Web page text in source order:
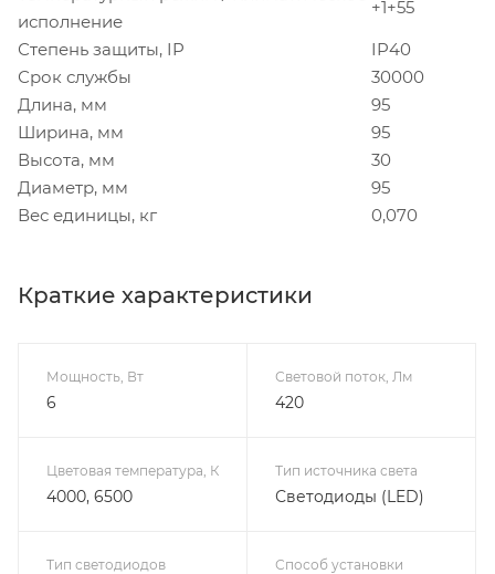
исполнение
+1+55
Степень защиты, IP
IP40
Срок службы
30000
Длина, мм
95
Ширина, мм
95
Высота, мм
30
Диаметр, мм
95
Вес единицы, кг
0,070
Краткие характеристики
Мощность, Вт
6
Световой поток, Лм
420
Цветовая температура, К
4000, 6500
Тип источника света
Светодиоды (LED)
Тип светодиодов Способ установки